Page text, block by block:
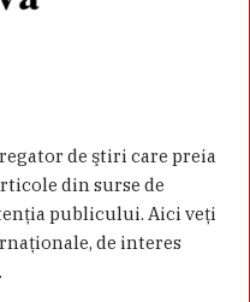
de ştiri care preia
din surse de
publicului. Aici veţi
de interes